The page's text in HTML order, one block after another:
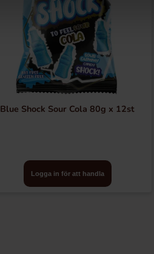
Blue Shock Sour Cola 80g x 12st
Logga in för att handla